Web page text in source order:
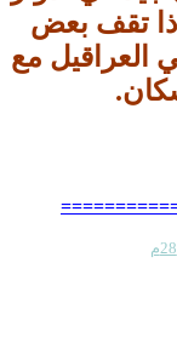
تقف بعض
العراقيل مع
م